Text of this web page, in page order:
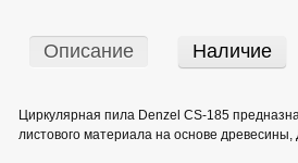
Описание Наличие
Циркулярная пила Denzel CS-185
листового материала на основе